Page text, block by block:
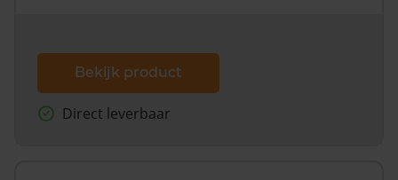
Bekijk product
Direct leverbaar